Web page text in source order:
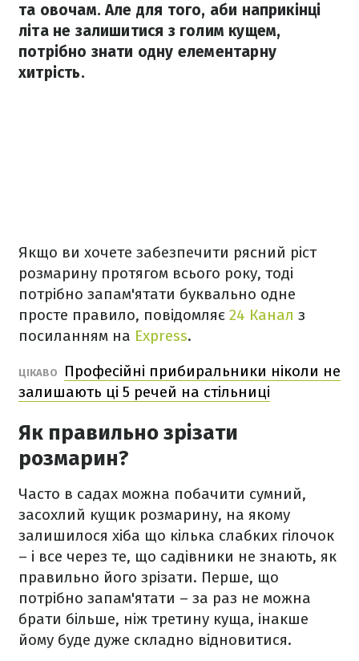
та овочам. Але для того, аби наприкінці
літа не залишитися з голим кущем,
потрібно знати одну елементарну
хитрість.
Якщо ви хочете забезпечити рясний ріст
розмарину протягом всього року, тоді
потрібно запам'ятати буквально одне
просте правило, повідомляє 24 Канал з
посиланням на Express.
ЦІКАВО
Професійні прибиральники ніколи не
залишають ці 5 речей на стільниці
Як правильно зрізати
розмарин?
Часто в садах можна побачити сумний,
засохлий кущик розмарину, на якому
залишилося хіба що кілька слабких гілочок
– і все через те, що садівники не знають, як
правильно його зрізати. Перше, що
потрібно запам'ятати – за раз не можна
брати більше, ніж третину куща, інакше
йому буде дуже складно відновитися.